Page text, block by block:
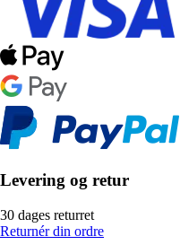
Levering og retur
30 dages returret
Returnér din ordre